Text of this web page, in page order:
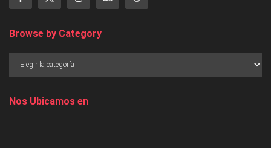
Browse by Category
Nos Ubicamos en